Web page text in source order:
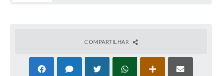
COMPARTILHAR